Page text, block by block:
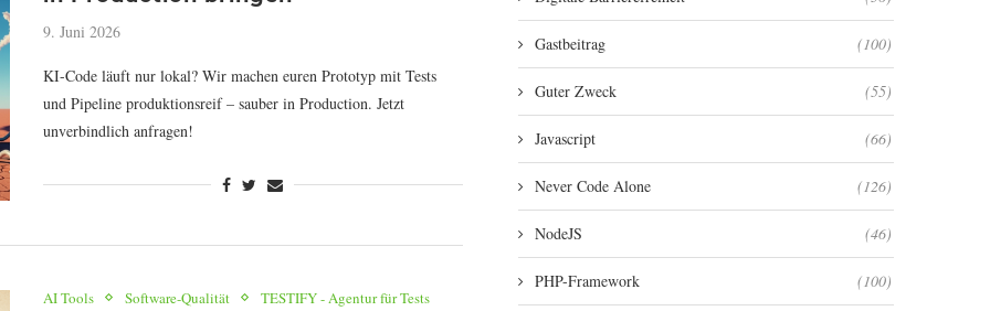
9. Juni 2026
KI-Code läuft nur lokal? Wir machen euren Prototyp mit Tests
und Pipeline produktionsreif – sauber in Production. Jetzt
unverbindlich anfragen!
AI Tools Software-Qualität TESTIFY - Agentur für Tests
Gastbeitrag (100)
Guter Zweck (55)
Javascript (66)
Never Code Alone (126)
NodeJS (46)
PHP-Framework (100)